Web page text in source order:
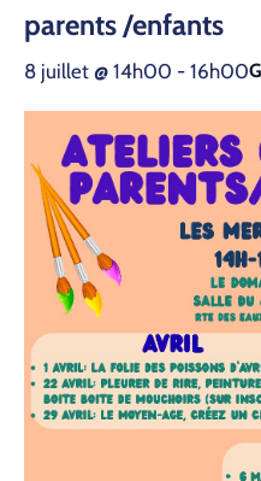
parents /enfants
8 juillet @ 14h00 - 16h00